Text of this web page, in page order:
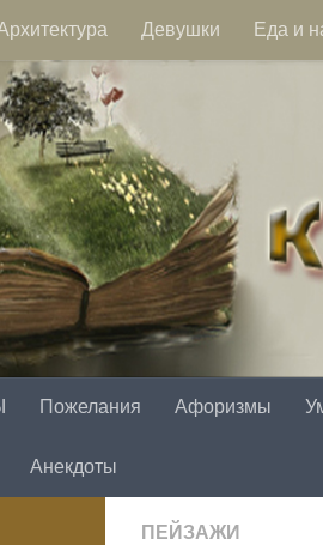
Девушки Еда и
Пожелания Афоризмы
Анекдоты
ПЕЙЗАЖИ